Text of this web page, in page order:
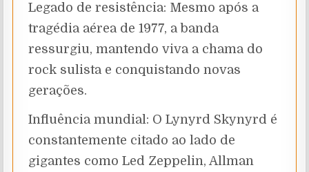
Legado de resistência: Mesmo após a
tragédia aérea de 1977, a banda
ressurgiu, mantendo viva a chama do
rock sulista e conquistando novas
gerações.
Influência mundial: O Lynyrd Skynyrd é
constantemente citado ao lado de
gigantes como Led Zeppelin, Allman